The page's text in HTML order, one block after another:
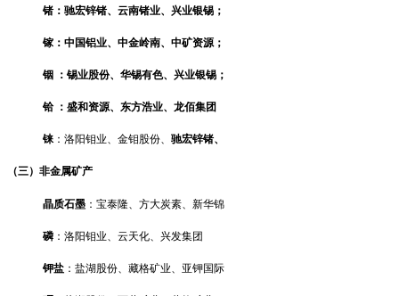
锗： 驰宏锌锗、 云南锗业、兴业银锡；
镓：中国铝业、中金岭南、中矿资源；
铟 ：锡业股份、华锡有色、兴业银锡；
铪 ：盛和资源、东方浩业、龙佰集团
铼 ：洛阳钼业、金钼股份、 驰宏锌锗、
（三）非金属矿产
晶质石墨 ：宝泰隆、方大炭素、新华锦
磷 ： 洛阳钼业、云天化、兴发集团
钾盐 ：盐湖股份、藏格矿业、亚钾国际